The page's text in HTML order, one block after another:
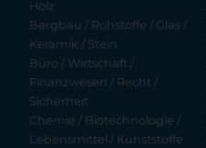
Holz
Bergbau / Rohstoffe / Glas /
Keramik / Stein
Büro / Wirtschaft /
Finanzwesen / Recht /
Sicherheit
Chemie / Biotechnologie /
Lebensmittel / Kunststoffe